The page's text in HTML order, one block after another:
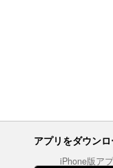
アプリをダウン
iPhone版ア